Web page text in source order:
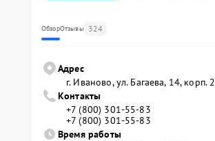
ОбзорОтзывы 324
Адрес
г. Иваново, ул. Багаева, 14, корп. 2
Контакты
+7 (800) 301-55-83
+7 (800) 301-55-83
Время работы